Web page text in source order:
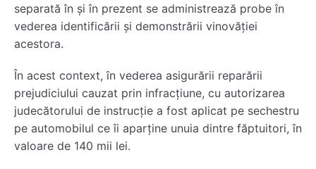
separată în și în prezent se administrează probe în
vederea identificării și demonstrării vinovăției
acestora.
În acest context, în vederea asigurării reparării
prejudiciului cauzat prin infracțiune, cu autorizarea
judecătorului de instrucție a fost aplicat pe sechestru
pe automobilul ce îi aparține unuia dintre făptuitori, în
valoare de 140 mii lei.